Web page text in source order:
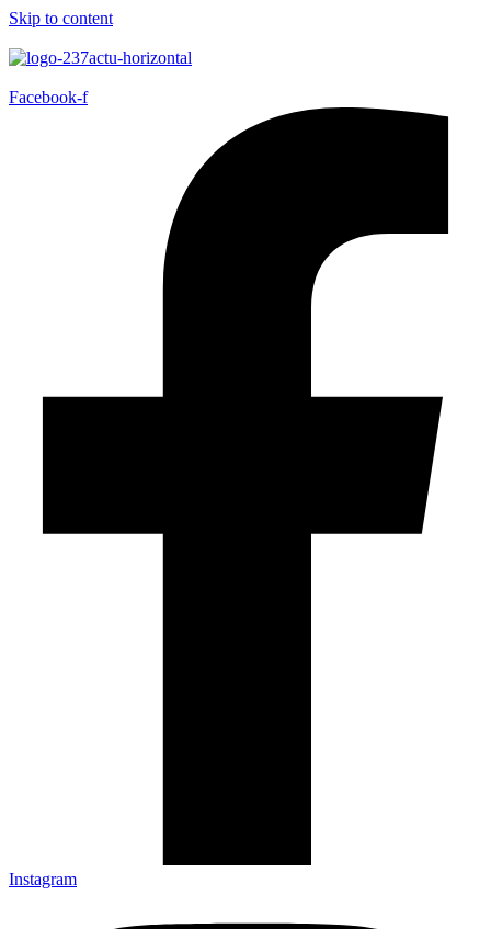
Skip to content
Facebook-f
Instagram